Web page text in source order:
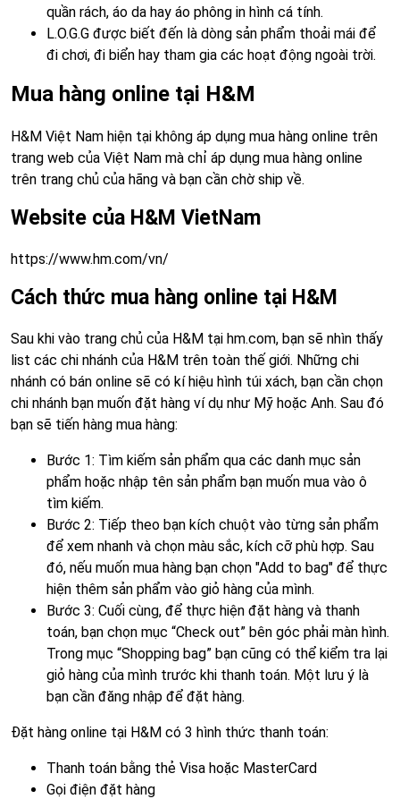
quần rách, áo da hay áo phông in hình cá tính.
L.O.G.G được biết đến là dòng sản phẩm thoải mái để
đi chơi, đi biển hay tham gia các hoạt động ngoài trời.
Mua hàng online tại H&M
H&M Việt Nam hiện tại không áp dụng mua hàng online trên
trang web của Việt Nam mà chỉ áp dụng mua hàng online
trên trang chủ của hãng và bạn cần chờ ship về.
Website của H&M VietNam
https://www.hm.com/vn/
Cách thức mua hàng online tại H&M
Sau khi vào trang chủ của H&M tại hm.com, bạn sẽ nhìn thấy
list các chi nhánh của H&M trên toàn thế giới. Những chi
nhánh có bán online sẽ có kí hiệu hình túi xách, bạn cần chọn
chi nhánh bạn muốn đặt hàng ví dụ như Mỹ hoặc Anh. Sau đó
bạn sẽ tiến hàng mua hàng:
Bước 1: Tìm kiếm sản phẩm qua các danh mục sản
phẩm hoặc nhập tên sản phẩm bạn muốn mua vào ô
tìm kiếm.
Bước 2: Tiếp theo bạn kích chuột vào từng sản phẩm
để xem nhanh và chọn màu sắc, kích cỡ phù hợp. Sau
đó, nếu muốn mua hàng bạn chọn "Add to bag" để thực
hiện thêm sản phẩm vào giỏ hàng của mình.
Bước 3: Cuối cùng, để thực hiện đặt hàng và thanh
toán, bạn chọn mục “Check out” bên góc phải màn hình.
Trong mục “Shopping bag” bạn cũng có thể kiểm tra lại
giỏ hàng của mình trước khi thanh toán. Một lưu ý là
bạn cần đăng nhập để đặt hàng.
Đặt hàng online tại H&M có 3 hình thức thanh toán:
Thanh toán bằng thẻ Visa hoặc MasterCard
Gọi điện đặt hàng